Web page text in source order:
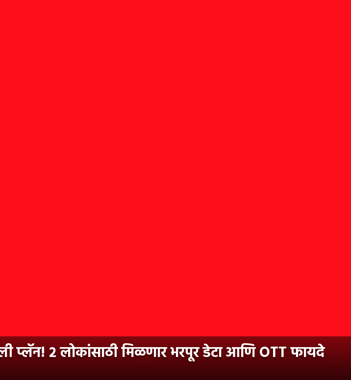
२ लोकांसाठी मिळणार भरपूर डेटा आणि OTT फायदे